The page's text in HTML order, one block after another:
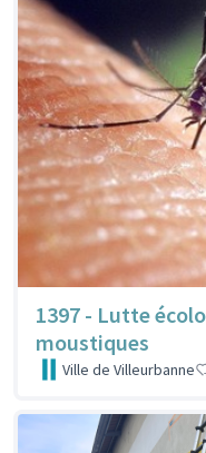
1397 - Lutte
moustiques
Ville de Villeurbanne